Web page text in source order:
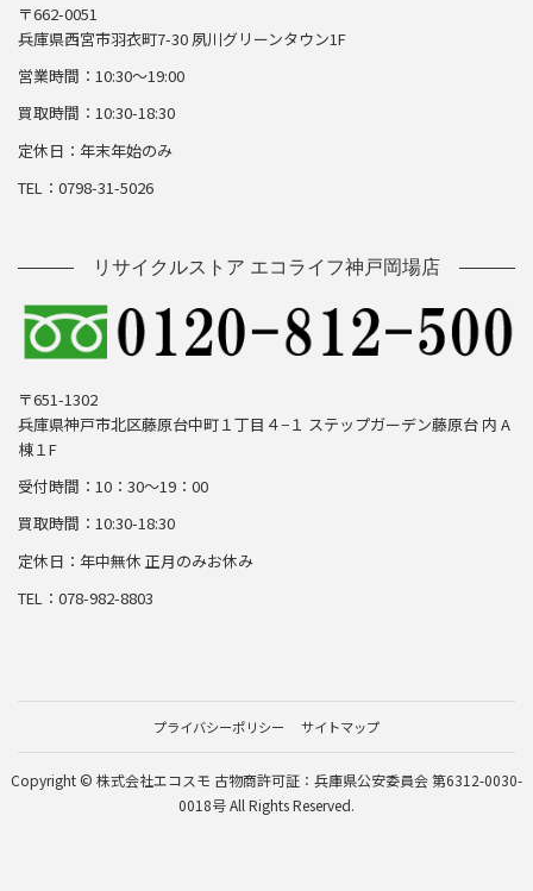
〒662-0051
兵庫県西宮市羽衣町7-30 夙川グリーンタウン1F
営業時間：10:30～19:00
買取時間：10:30-18:30
定休日：年末年始のみ
TEL：0798-31-5026
リサイクルストア エコライフ神戸岡場店
〒651-1302
兵庫県神戸市北区藤原台中町１丁目４−１ ステップガーデン藤原台 内 A
棟１F
受付時間：10：30～19：00
買取時間：10:30-18:30
定休日：年中無休 正月のみお休み
TEL：078-982-8803
プライバシーポリシー サイトマップ
Copyright © 株式会社エコスモ 古物商許可証：兵庫県公安委員会 第6312-0030-
0018号 All Rights Reserved.